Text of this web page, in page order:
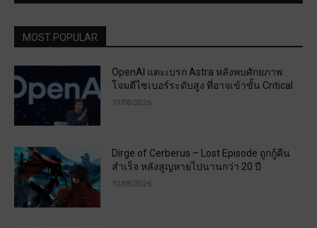
MOST POPULAR
OpenAI แตะเบรก Astra หลังพบศักยภาพ
โจมตีไซเบอร์ระดับสูง ที่อาจเข้าขั้น Critical
10/08/2026
Dirge of Cerberus – Lost Episode ถูกกู้คืน
สำเร็จ หลังสูญหายไปนานกว่า 20 ปี
10/08/2026